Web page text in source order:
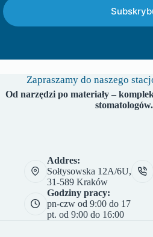
Zapraszamy do naszego
Od narzędzi po materiały –
stomatologów.
Addres:
Sołtysowska 12A/6U,
31-589 Kraków
Godziny pracy:
pn-czw od 9:00 do 17
pt. od 9:00 do 16:00